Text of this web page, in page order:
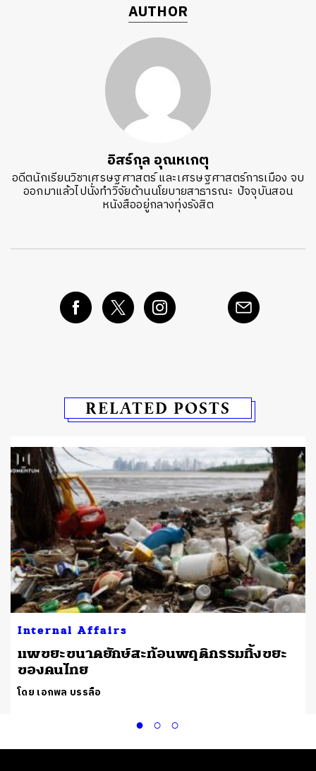
AUTHOR
อิสร์กุล อุณหเกตุ
อดีตนักเรียนวิชาเศรษฐศาสตร์ และเศรษฐศาสตร์การเมือง จบ
ออกมาแล้วไปนั่งทำวิจัยด้านนโยบายสาธารณะ ปัจจุบันสอน
หนังสืออยู่กลางทุ่งรังสิต
RELATED POSTS
Internal Affairs
แพขยะขนาดยักษ์สะท้อนพฤติกรรมทิ้งขยะ
ของคนไทย
โดย เอกพล บรรลือ